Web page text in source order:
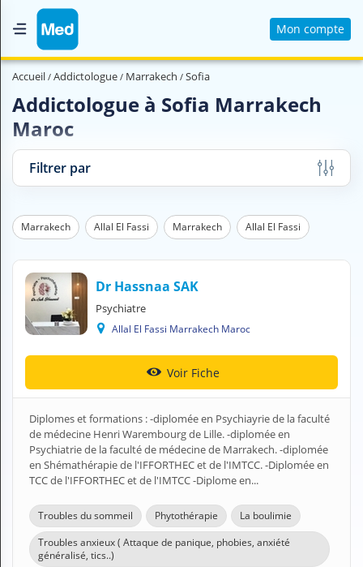
Mon compte
Accueil
Magazine Médical
Nous contacter
V
Professionnel de santé
Médicament
Questions médicales
Accueil Addictologue Marrakech Sofia
Addictologue à Sofia Marrakech
Maroc
Filtrer par
Marrakech Allal El Fassi Marrakech Allal El Fassi
Dr Hassnaa SAK
Psychiatre
Allal El Fassi Marrakech Maroc
Voir Fiche
Diplomes et formations : -diplomée en Psychiayrie de la faculté
de médecine Henri Warembourg de Lille. -diplomée en
Psychiatrie de la faculté de médecine de Marrakech. -diplomée
en Shémathérapie de l'IFFORTHEC et de l'IMTCC. -Diplomée en
TCC de l'IFFORTHEC et de l'IMTCC -Diplome en...
Troubles du sommeil Phytothérapie
La boulimie
Troubles anxieux ( Attaque de panique, phobies, anxiété
généralisé, tics..)